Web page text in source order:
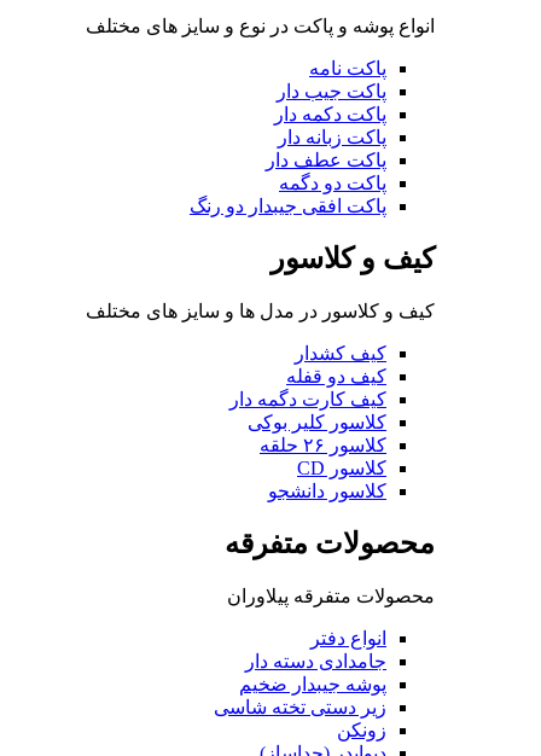
انواع پوشه و پاکت در نوع و سایز های مختلف
پاکت نامه
پاکت جیب دار
پاکت دکمه دار
پاکت زبانه دار
پاکت عطف دار
پاکت دو دگمه
پاکت افقی جیبدار دو رنگ
کیف و کلاسور
کیف و کلاسور در مدل ها و سایز های مختلف
کیف کشدار
کیف دو قفله
کیف کارت دگمه دار
کلاسور کلیر بوکی
کلاسور ۲۶ حلقه
کلاسور CD
کلاسور دانشجو
محصولات متفرقه
محصولات متفرقه پیلاوران
انواع دفتر
جامدادی دسته دار
پوشه جیبدار ضخیم
زیر دستی تخته شاسی
زونکن